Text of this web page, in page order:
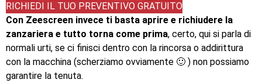
RICHIEDI IL TUO PREVENTIVO GRATUITO
Con Zeescreen invece ti basta aprire e richiudere la
zanzariera e tutto torna come prima, certo, qui si parla di
normali urti, se ci finisci dentro con la rincorsa o addirittura
con la macchina (scherziamo ovviamente 🙂 ) non possiamo
garantire la tenuta.